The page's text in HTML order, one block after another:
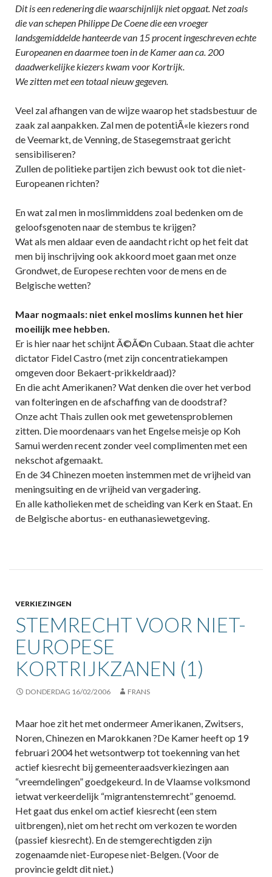
Dit is een redenering die waarschijnlijk niet opgaat. Net zoals
die van schepen Philippe De Coene die een vroeger
landsgemiddelde hanteerde van 15 procent ingeschreven echte
Europeanen en daarmee toen in de Kamer aan ca. 200
daadwerkelijke kiezers kwam voor Kortrijk.
We zitten met een totaal nieuw gegeven.
Veel zal afhangen van de wijze waarop het stadsbestuur de
zaak zal aanpakken. Zal men de potentiÃ«le kiezers rond
de Veemarkt, de Venning, de Stasegemstraat gericht
sensibiliseren?
Zullen de politieke partijen zich bewust ook tot die niet-
Europeanen richten?
En wat zal men in moslimmiddens zoal bedenken om de
geloofsgenoten naar de stembus te krijgen?
Wat als men aldaar even de aandacht richt op het feit dat
men bij inschrijving ook akkoord moet gaan met onze
Grondwet, de Europese rechten voor de mens en de
Belgische wetten?
Maar nogmaals: niet enkel moslims kunnen het hier
moeilijk mee hebben.
Er is hier naar het schijnt Ã©Ã©n Cubaan. Staat die achter
dictator Fidel Castro (met zijn concentratiekampen
omgeven door Bekaert-prikkeldraad)?
En die acht Amerikanen? Wat denken die over het verbod
van folteringen en de afschaffing van de doodstraf?
Onze acht Thais zullen ook met gewetensproblemen
zitten. Die moordenaars van het Engelse meisje op Koh
Samui werden recent zonder veel complimenten met een
nekschot afgemaakt.
En de 34 Chinezen moeten instemmen met de vrijheid van
meningsuiting en de vrijheid van vergadering.
En alle katholieken met de scheiding van Kerk en Staat. En
de Belgische abortus- en euthanasiewetgeving.
VERKIEZINGEN
STEMRECHT VOOR NIET-
EUROPESE
KORTRIJKZANEN (1)
DONDERDAG 16/02/2006 FRANS
Maar hoe zit het met ondermeer Amerikanen, Zwitsers,
Noren, Chinezen en Marokkanen ?De Kamer heeft op 19
februari 2004 het wetsontwerp tot toekenning van het
actief kiesrecht bij gemeenteraadsverkiezingen aan
“vreemdelingen” goedgekeurd. In de Vlaamse volksmond
ietwat verkeerdelijk “migrantenstemrecht” genoemd.
Het gaat dus enkel om actief kiesrecht (een stem
uitbrengen), niet om het recht om verkozen te worden
(passief kiesrecht). En de stemgerechtigden zijn
zogenaamde niet-Europese niet-Belgen. (Voor de
provincie geldt dit niet.)